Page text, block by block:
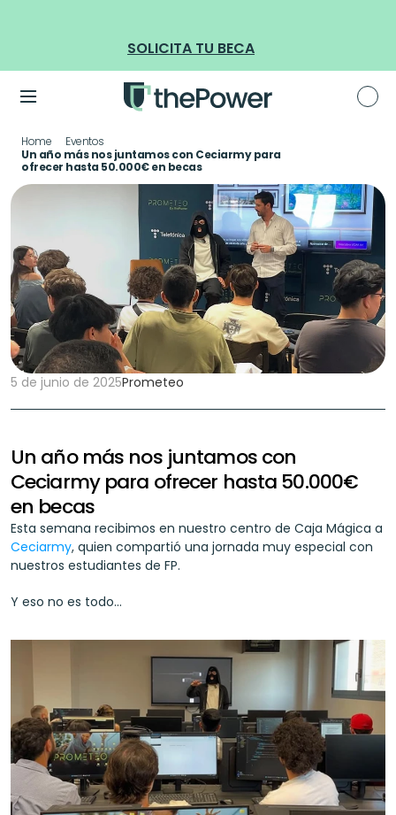
Home
Eventos
Un año más nos juntamos con Ceciarmy para
ofrecer hasta 50.000€ en becas
5 de junio de 2025Prometeo
Un año más nos juntamos con
Ceciarmy para ofrecer hasta 50.000€
en becas
Ceciarmy, quien compartió una jornada muy especial con
nuestros estudiantes de FP.
Y eso no es todo…
SOLICITA TU BECA